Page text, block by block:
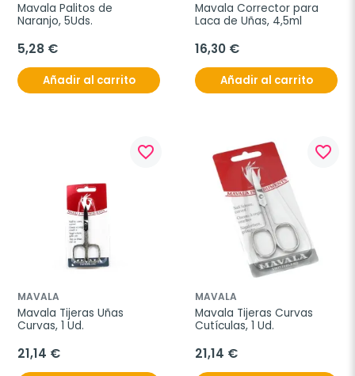
Mavala Palitos de
Naranjo, 5Uds.
5,28 €
Añadir al carrito
Mavala Corrector para
Laca de Uñas, 4,5ml
16,30 €
Añadir al carrito
favorite_border
MAVALA
Mavala Tijeras Uñas
Curvas, 1 Ud.
21,14 €
favorite_border
MAVALA
Mavala Tijeras Curvas
Cutículas, 1 Ud.
21,14 €